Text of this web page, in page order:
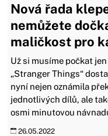
Nová řada
nemůžete
maličkost pro
Už si musíme počkat
„Stranger Things“
nyní nejen oznámila
jednotlivých dílů, ale
osmi minutovou
26.05.2022